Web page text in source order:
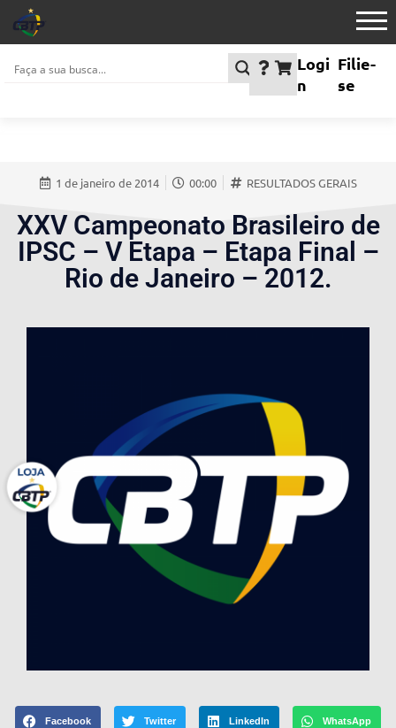
Logi
n
Filie-
se
1 de janeiro de 2014 00:00 RESULTADOS GERAIS
XXV Campeonato Brasileiro de
IPSC – V Etapa – Etapa Final –
Rio de Janeiro – 2012.
Facebook Twitter LinkedIn WhatsApp